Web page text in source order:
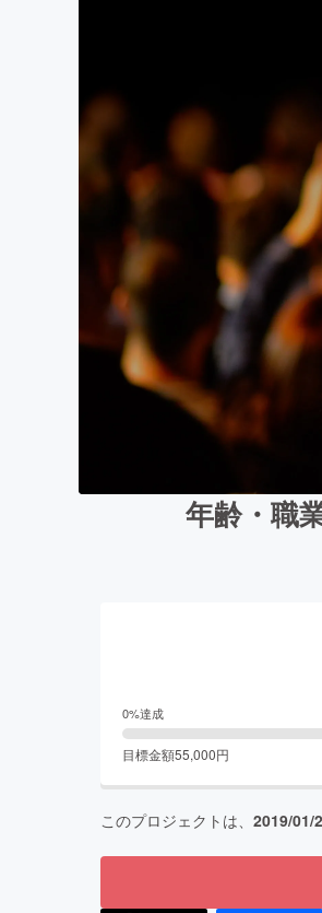
年齢・職
0%達成
目標金額55,000円
このプロジェクトは、 2019/01/